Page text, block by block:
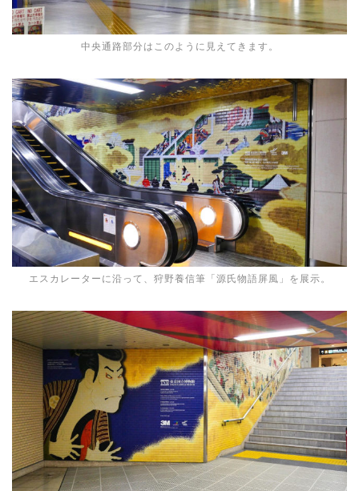
中央通路部分はこのように見えてきます。
エスカレーターに沿って、狩野養信筆「源氏物語屏風」を展示。